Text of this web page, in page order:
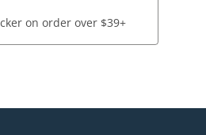
on order over $39+